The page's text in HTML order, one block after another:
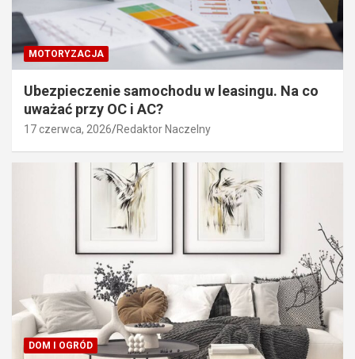
MOTORYZACJA
Ubezpieczenie samochodu w leasingu. Na co
uważać przy OC i AC?
17 czerwca, 2026 Redaktor Naczelny
DOM I OGRÓD